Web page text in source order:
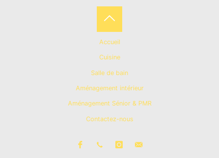
Accueil
Cuisine
Salle de bain
Aménagement intérieur
Aménagement Sénior & PMR
Contactez-nous
Back
to
Top